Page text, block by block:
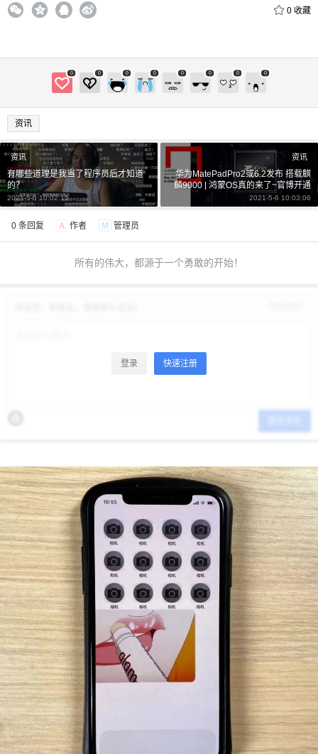
0 收藏
0 0 0 0 0 0 0 0
资讯
资讯
有哪些道理是我当了程序员后才知道
的？
2021-5-6 10:02:15
资讯
华为MatePadPro2或6.2发布 搭载麒
麟9000 | 鸿蒙OS真的来了~官博开通
2021-5-6 10:03:06
0 条回复 A 作者 M 管理员
所有的伟大，都源于一个勇敢的开始！
登录 快速注册